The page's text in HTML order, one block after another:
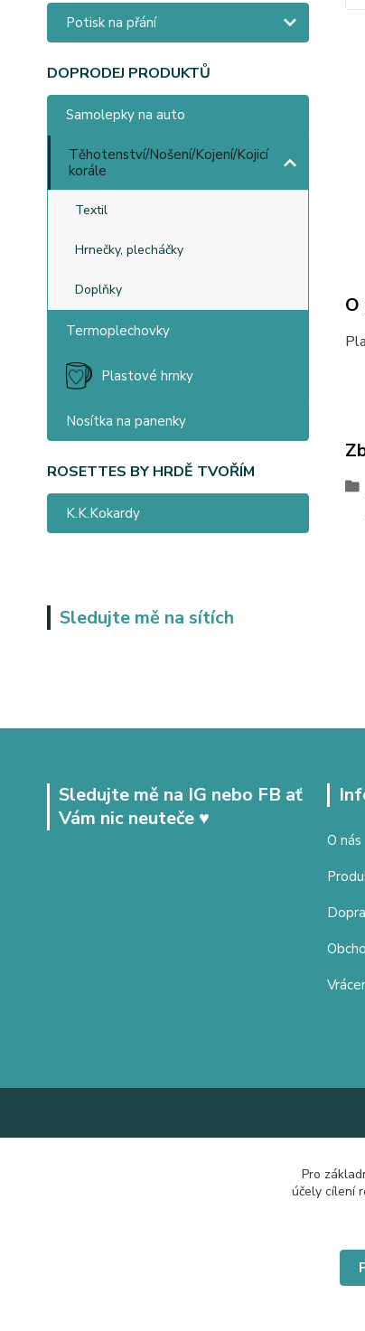
Potisk na přání
DOPRODEJ PRODUKTŮ
Samolepky na auto
Těhotenství/Nošení/Kojení/Kojicí
korále
Textil
Hrnečky, plecháčky
Doplňky
Termoplechovky
Plastové hrnky
Nosítka na panenky
ROSETTES BY HRDĚ TVOŘÍM
K.K.Kokardy
Sledujte mě na sítích
Sledujte mě na IG nebo FB ať
Vám nic neuteče ♥
O nás
Pro
účely cílení